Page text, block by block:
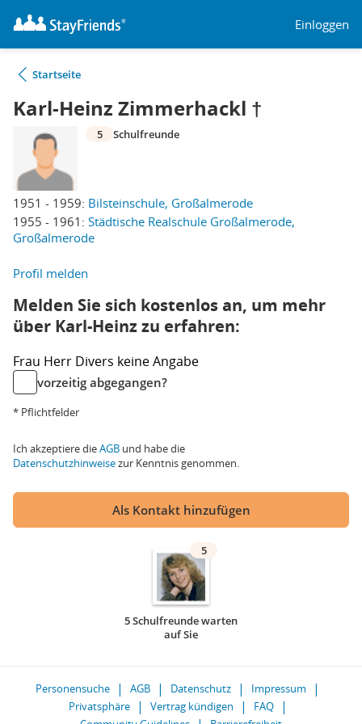
Einloggen
Startseite
Karl-Heinz Zimmerhackl †
1951 - 1959: Bilsteinschule, Großalmerode
1955 - 1961: Städtische Realschule Großalmerode,
Großalmerode
5 Schulfreunde
Profil melden
Melden Sie sich kostenlos an, um mehr
über Karl-Heinz zu erfahren:
Frau Herr Divers keine Angabe
vorzeitig abgegangen?
* Pflichtfelder
Ich akzeptiere dieAGB und habe die
Datenschutzhinweisezur Kenntnis genommen.
Als Kontakt hinzufügen
5
5 Schulfreunde warten
auf Sie
Personensuche AGB Datenschutz
Impressum
Privatsphäre
Vertrag kündigen
FAQ